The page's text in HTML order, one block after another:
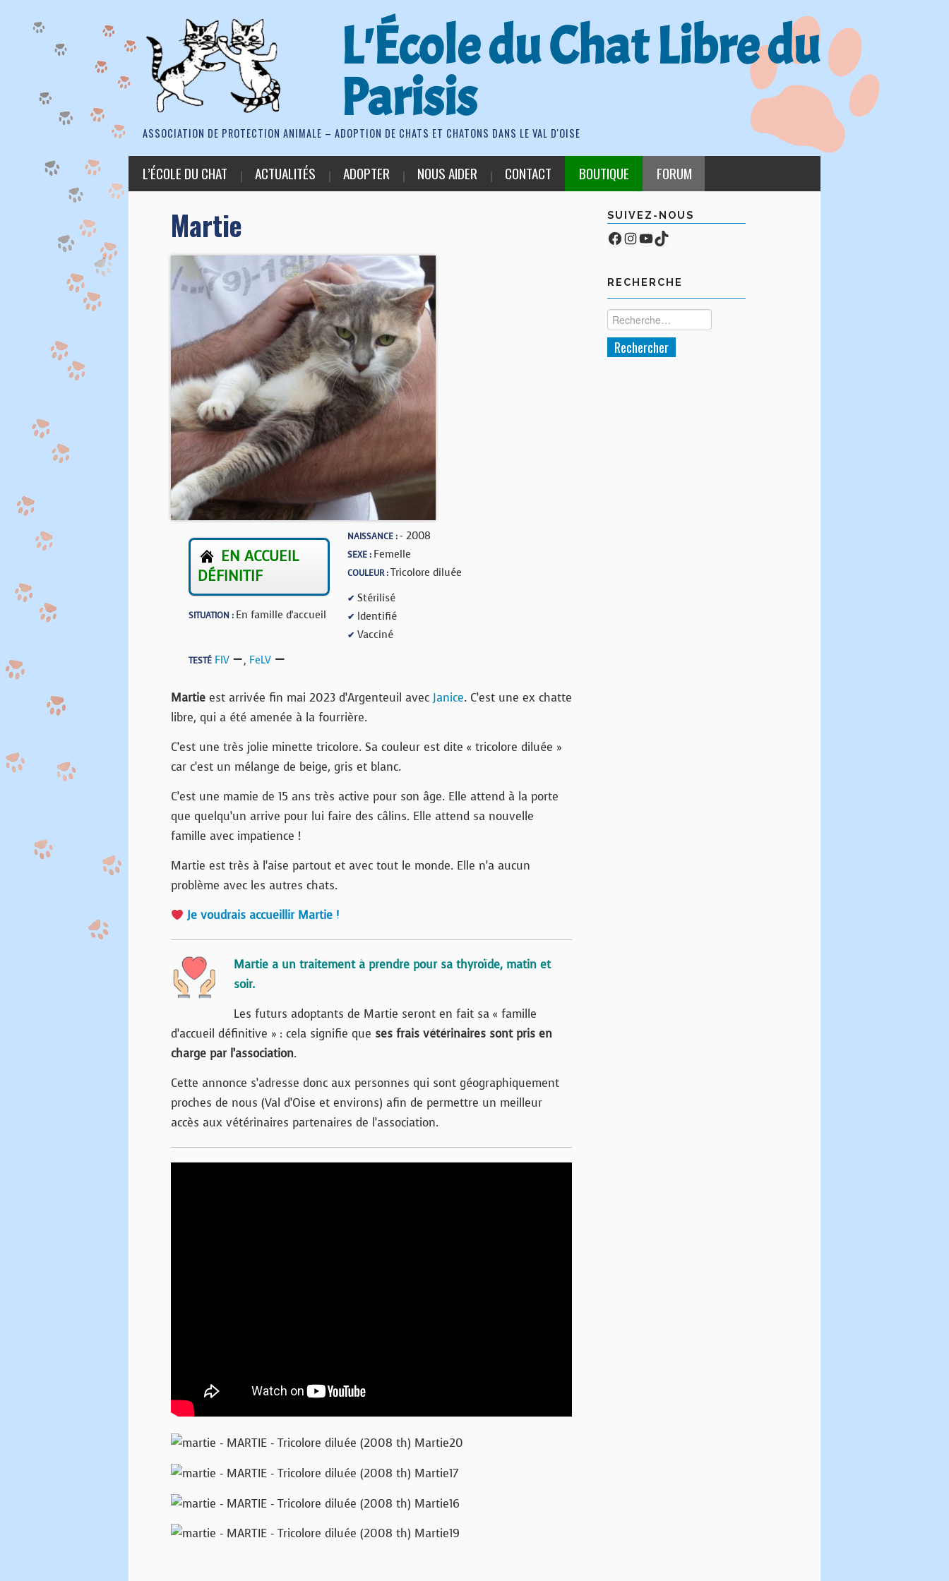
L'École du Chat Libre du
Parisis
ASSOCIATION DE PROTECTION ANIMALE – ADOPTION DE CHATS ET CHATONS DANS LE VAL D'OISE
L’ÉCOLE DU CHAT ACTUALITÉS ADOPTER NOUS AIDER CONTACT BOUTIQUE FORUM
Martie
EN ACCUEIL
DÉFINITIF
SITUATION : En famille d'accueil
NAISSANCE :- 2008
SEXE : Femelle
COULEUR :Tricolore diluée
✔ Stérilisé
✔ Identifié
✔ Vacciné
TESTÉ FIV , FeLV
Martie est arrivée fin mai 2023 d’Argenteuil avec Janice. C’est une ex chatte
libre, qui a été amenée à la fourrière.
C’est une très jolie minette tricolore. Sa couleur est dite « tricolore diluée »
car c’est un mélange de beige, gris et blanc.
C’est une mamie de 15 ans très active pour son âge. Elle attend à la porte
que quelqu’un arrive pour lui faire des câlins. Elle attend sa nouvelle
famille avec impatience !
Martie est très à l’aise partout et avec tout le monde. Elle n’a aucun
problème avec les autres chats.
Je voudrais accueillir Martie !
Martie a un traitement à prendre pour sa thyroïde, matin et
soir.
Les futurs adoptants de Martie seront en fait sa « famille
d’accueil définitive » : cela signifie que ses frais vétérinaires sont pris en
charge par l’association.
Cette annonce s’adresse donc aux personnes qui sont géographiquement
proches de nous (Val d’Oise et environs) afin de permettre un meilleur
accès aux vétérinaires partenaires de l’association.
SUIVEZ-NOUS
Facebook
Compte Instagram
YouTube
TikTok
RECHERCHE